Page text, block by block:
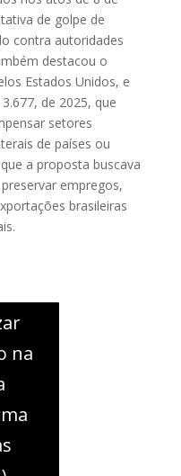
de golpe de
contra autoridades
destacou o
Estados Unidos, e
de 2025, que
setores
de países ou
a proposta buscava
empregos,
brasileiras
na